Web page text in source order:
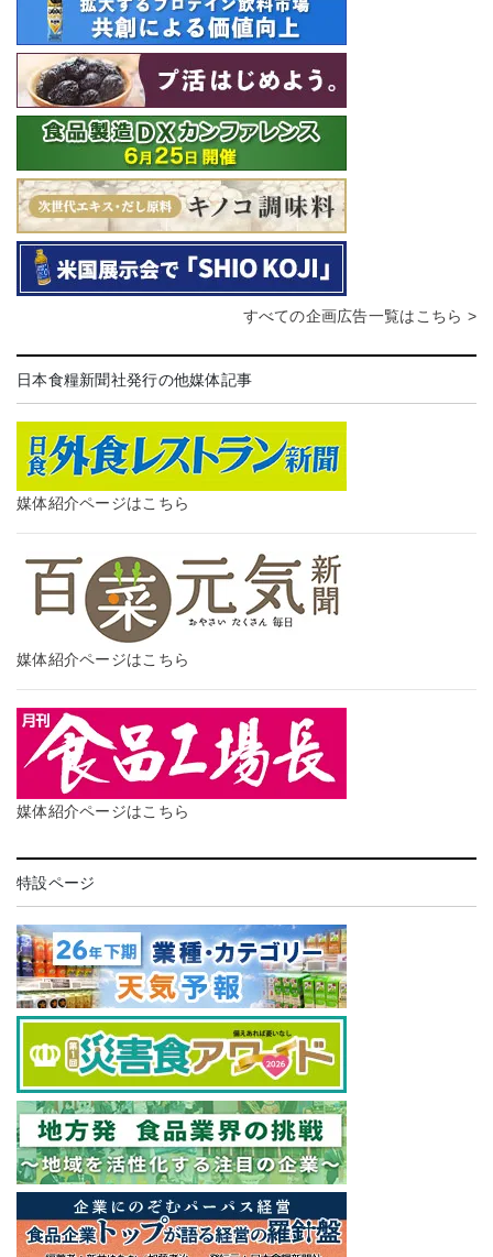
すべての企画広告一覧はこちら >
日本食糧新聞社発行の他媒体記事
媒体紹介ページはこちら
媒体紹介ページはこちら
媒体紹介ページはこちら
特設ページ